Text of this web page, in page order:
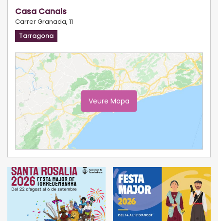
Casa Canals
Carrer Granada, 11
Tarragona
Veure Mapa